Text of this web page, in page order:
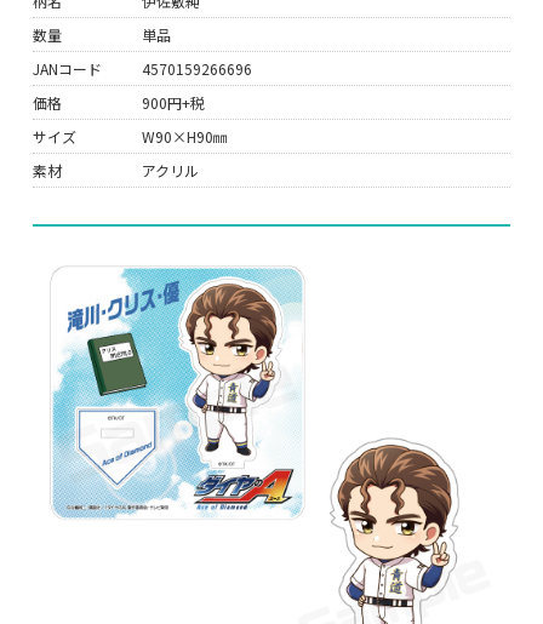
数量
単品
JANコード
4570159266696
価格
900円+税
サイズ
W90×H90㎜
素材
アクリル